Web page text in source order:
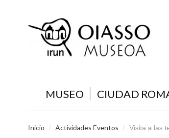
MUSEO CIUDAD
Inicio / Actividades Eventos / Visita a las